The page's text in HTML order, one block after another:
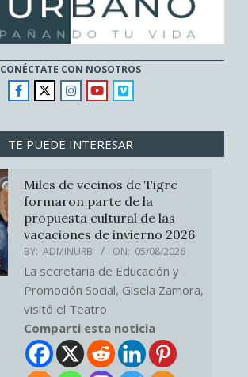
CONÉCTATE CON NOSOTROS
TE PUEDE INTERESAR
Miles de vecinos de Tigre
formaron parte de la
propuesta cultural de las
vacaciones de invierno 2026
BY: ADMINURB ON: 05/08/2026
La secretaria de Educación y
Promoción Social, Gisela Zamora,
visitó el Teatro
Comparti esta noticia